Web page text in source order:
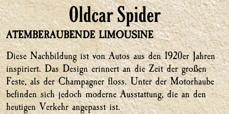
Oldcar Spider
ATEMBERAUBENDE LIMOUSINE
Diese Nachbildung ist von Autos aus den 1920er Jahren
inspiriert. Das Design erinnert an die Zeit der großen
Feste, als der Champagner floss. Unter der Motorhaube
befinden sich jedoch moderne Ausstattung, die an den
heutigen Verkehr angepasst ist.